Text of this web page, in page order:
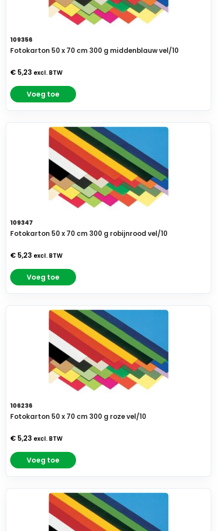
109356
Fotokarton 50 x 70 cm 300 g middenblauw vel/10
€ 5,23 excl. BTW
Voeg toe
109347
Fotokarton 50 x 70 cm 300 g robijnrood vel/10
€ 5,23 excl. BTW
Voeg toe
106236
Fotokarton 50 x 70 cm 300 g roze vel/10
€ 5,23 excl. BTW
Voeg toe